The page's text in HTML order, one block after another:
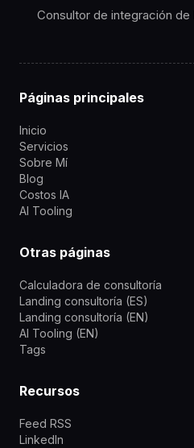
Consultor de integración de
Páginas principales
Inicio
Servicios
Sobre Mí
Blog
Costos IA
AI Tooling
Otras páginas
Calculadora de consultoría
Landing consultoría (ES)
Landing consultoría (EN)
AI Tooling (EN)
Tags
Recursos
Feed RSS
LinkedIn